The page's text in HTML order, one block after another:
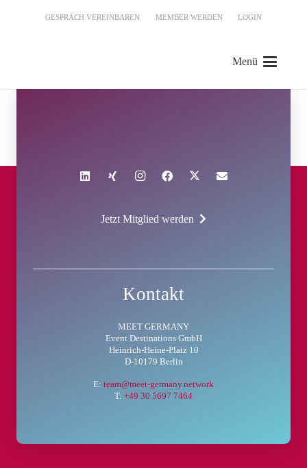
GESPRÄCH VEREINBAREN MEMBER WERDEN LOGIN
Menü
Jetzt Mitglied werden
Kontakt
MEET GERMANY
Event Destinations GmbH
Heinrich-Heine-Platz 10
D-10179 Berlin
E: team@meet-germany.network
T: +49 30 5697 7464